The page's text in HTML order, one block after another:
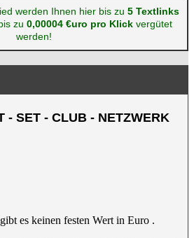
werden Ihnen hier bis zu 5 Textlinks
zu 0,00004 €uro pro Klickvergütet
werden!
- SET - CLUB - NETZWERK
es keinen festen Wert in Euro .